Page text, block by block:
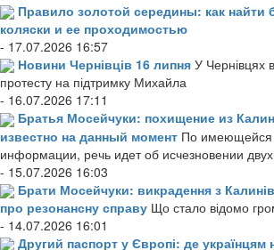
Правило золотой середины: как найти
коляски и ее проходимостью
- 17.07.2026 16:57
Новини Чернівців 16 липня У Чернівцях
протесту на підтримку Михайла
- 16.07.2026 17:11
Братья Мосейчуки: похищение из
известно на данный момент По имеющейся
информации, речь идет об исчезновении
- 15.07.2026 16:03
Брати Мосейчуки: викрадення з
про резонансну справу Що стало відомо
- 14.07.2026 16:01
Другий паспорт у Європі: де українцям